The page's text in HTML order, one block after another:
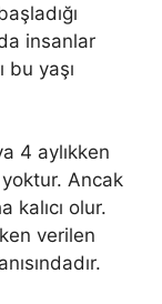
insanlar
bu yaşı
4 aylıkken
Ancak
kalıcı olur.
verilen